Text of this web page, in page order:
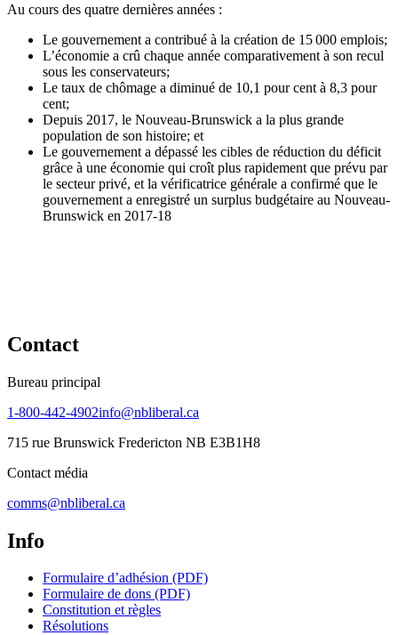
Au cours des quatre dernières années :
Le gouvernement a contribué à la création de 15 000 emplois;
L’économie a crû chaque année comparativement à son recul
sous les conservateurs;
Le taux de chômage a diminué de 10,1 pour cent à 8,3 pour
cent;
Depuis 2017, le Nouveau-Brunswick a la plus grande
population de son histoire; et
Le gouvernement a dépassé les cibles de réduction du déficit
grâce à une économie qui croît plus rapidement que prévu par
le secteur privé, et la vérificatrice générale a confirmé que le
gouvernement a enregistré un surplus budgétaire au Nouveau-
Brunswick en 2017-18
Contact
Bureau principal
1-800-442-4902info@nbliberal.ca
715 rue Brunswick Fredericton NB E3B1H8
Contact média
comms@nbliberal.ca
Info
Formulaire d’adhésion (PDF)
Formulaire de dons (PDF)
Constitution et règles
Résolutions